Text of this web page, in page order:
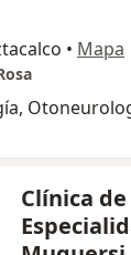
• Mapa
Clínica de